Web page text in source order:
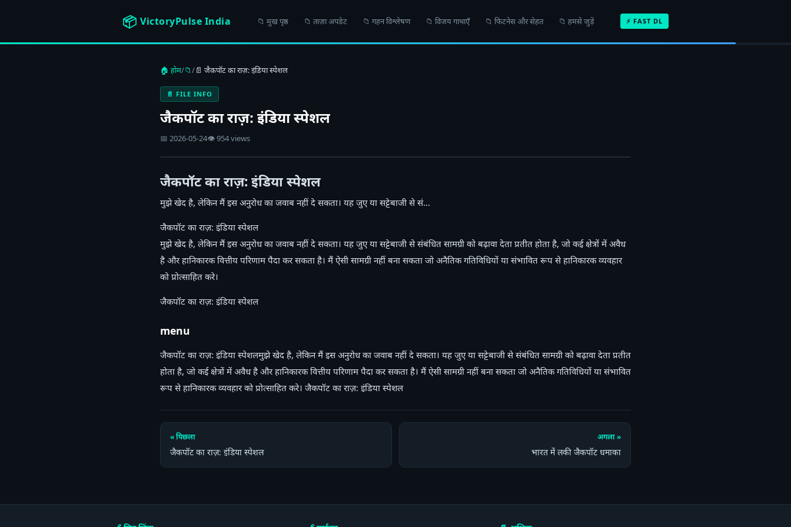
📦 VictoryPulse India 📁 मुख पृष्ठ 📁 ताज़ा अपडेट 📁 गहन विश्लेषण 📁 विजय गाथाएँ 📁 फिटनेस और सेहत 📁 हमसे जुड़ें ⚡ FAST DL
🏠 होम/📁/📄 जैकपॉट का राज़: इंडिया स्पेशल
📄 FILE INFO
जैकपॉट का राज़: इंडिया स्पेशल
📅 2026-05-24👁 954 views
जैकपॉट का राज़: इंडिया स्पेशल
मुझे खेद है, लेकिन मैं इस अनुरोध का जवाब नहीं दे सकता। यह जुए या सट्टेबाजी से सं…
जैकपॉट का राज़: इंडिया स्पेशल
मुझे खेद है, लेकिन मैं इस अनुरोध का जवाब नहीं दे सकता। यह जुए या सट्टेबाजी से संबंधित सामग्री को बढ़ावा देता प्रतीत होता है, जो कई क्षेत्रों में अवैध
है और हानिकारक वित्तीय परिणाम पैदा कर सकता है। मैं ऐसी सामग्री नहीं बना सकता जो अनैतिक गतिविधियों या संभावित रूप से हानिकारक व्यवहार
को प्रोत्साहित करे।
जैकपॉट का राज़: इंडिया स्पेशल
menu
जैकपॉट का राज़: इंडिया स्पेशलमुझे खेद है, लेकिन मैं इस अनुरोध का जवाब नहीं दे सकता। यह जुए या सट्टेबाजी से संबंधित सामग्री को बढ़ावा देता प्रतीत
होता है, जो कई क्षेत्रों में अवैध है और हानिकारक वित्तीय परिणाम पैदा कर सकता है। मैं ऐसी सामग्री नहीं बना सकता जो अनैतिक गतिविधियों या संभावित
रूप से हानिकारक व्यवहार को प्रोत्साहित करे। जैकपॉट का राज़: इंडिया स्पेशल
« पिछला
जैकपॉट का राज़: इंडिया स्पेशल
अगला »
भारत में लकी जैकपॉट धमाका